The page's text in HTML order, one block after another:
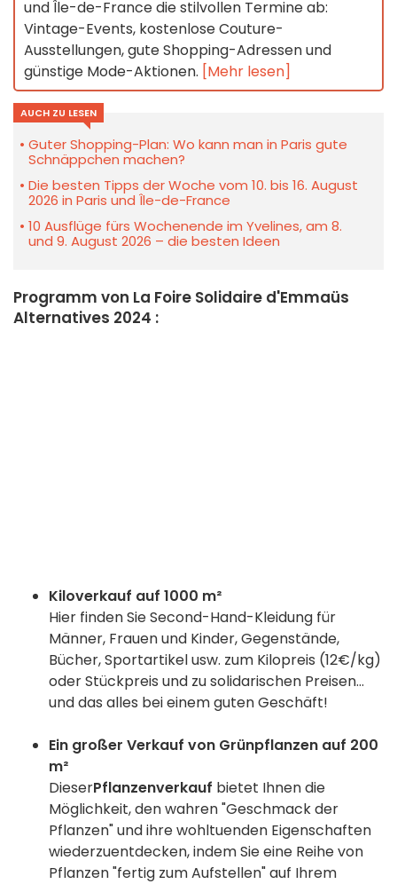
und Île-de-France die stilvollen Termine ab:
Vintage-Events, kostenlose Couture-
Ausstellungen, gute Shopping-Adressen und
günstige Mode-Aktionen. [Mehr lesen]
AUCH ZU LESEN
Guter Shopping-Plan: Wo kann man in Paris gute
Schnäppchen machen?
Die besten Tipps der Woche vom 10. bis 16. August
2026 in Paris und Île-de-France
10 Ausflüge fürs Wochenende im Yvelines, am 8.
und 9. August 2026 – die besten Ideen
Programm von La Foire Solidaire d'Emmaüs
Alternatives 2024 :
Kiloverkauf auf 1000 m²
Hier finden Sie Second-Hand-Kleidung für
Männer, Frauen und Kinder, Gegenstände,
Bücher, Sportartikel usw. zum Kilopreis (12€/kg)
oder Stückpreis und zu solidarischen Preisen...
und das alles bei einem guten Geschäft!
Ein großer Verkauf von Grünpflanzen auf 200
m²
DieserPflanzenverkauf bietet Ihnen die
Möglichkeit, den wahren "Geschmack der
Pflanzen" und ihre wohltuenden Eigenschaften
wiederzuentdecken, indem Sie eine Reihe von
Pflanzen "fertig zum Aufstellen" auf Ihrem